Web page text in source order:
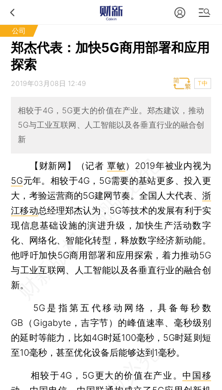
公司
郑杰代表：加快5G商用部署和应用
探索
2019年03月08日 12:49 T中
相较于4G，5G更大的价值在产业。郑杰建议，推动
5G与工业互联网、人工智能以及各垂直行业的融合创
新
【财新网】（记者 覃敏） 2019年被业内视为
5G元年。相较于4G，5G需要的基站更多、投入更
大，考验运营商的5G建网节奏。全国人大代表、 浙
江移动总经理郑杰认为，5G等技术的发展有利于实
现信息基础设施的演进升级，加快生产活动数字
化、网络化、智能化转型，释放数字经济新动能。
他呼吁加快5G商用部署和应用探索，着力推动5G
与工业互联网、人工智能以及各垂直行业的融合创
新。
5G是指第五代移动网络，具备每秒数
GB（Gigabyte，吉字节）的峰值速率、毫秒级别
的延时等能力，比如4G时延100毫秒，5G时延则短
至10毫秒，甚至优化设备后能够达到1毫秒。
相较于4G，5G更大的价值在产业。 中国移